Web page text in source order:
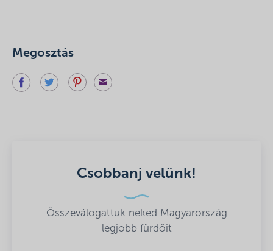
Megosztás
Csobbanj velünk!
Összeválogattuk neked Magyarország
legjobb fürdőit